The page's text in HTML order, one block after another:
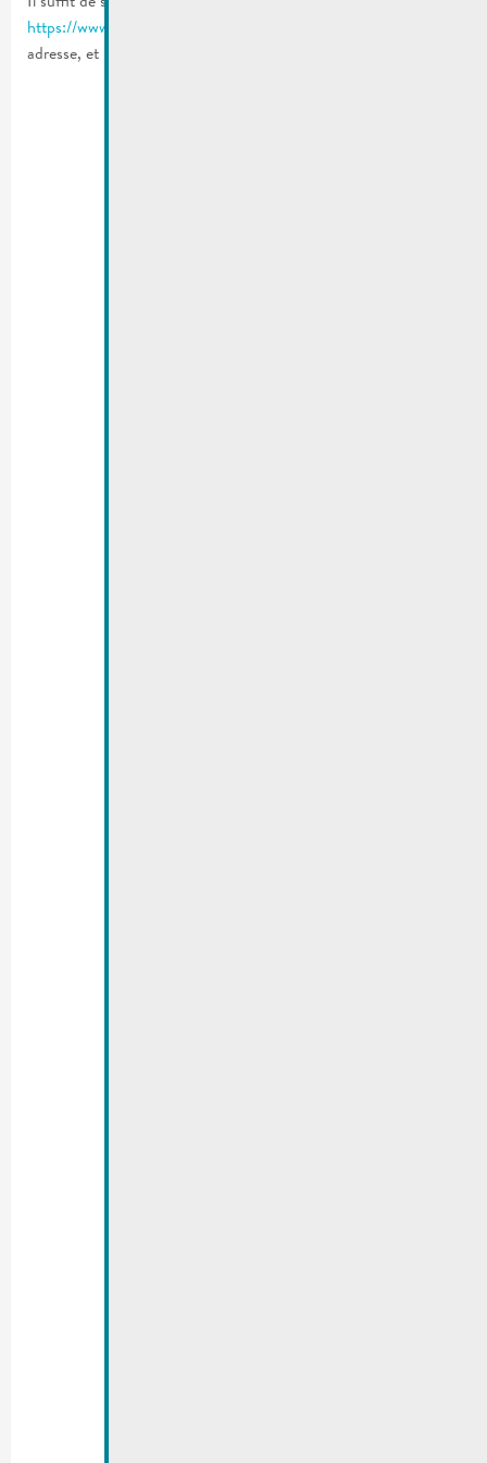
https://www.sms2citizen.lu
adresse, et numéros de vos téléphones mobiles.